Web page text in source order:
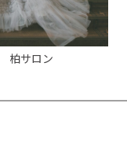
柏サロン